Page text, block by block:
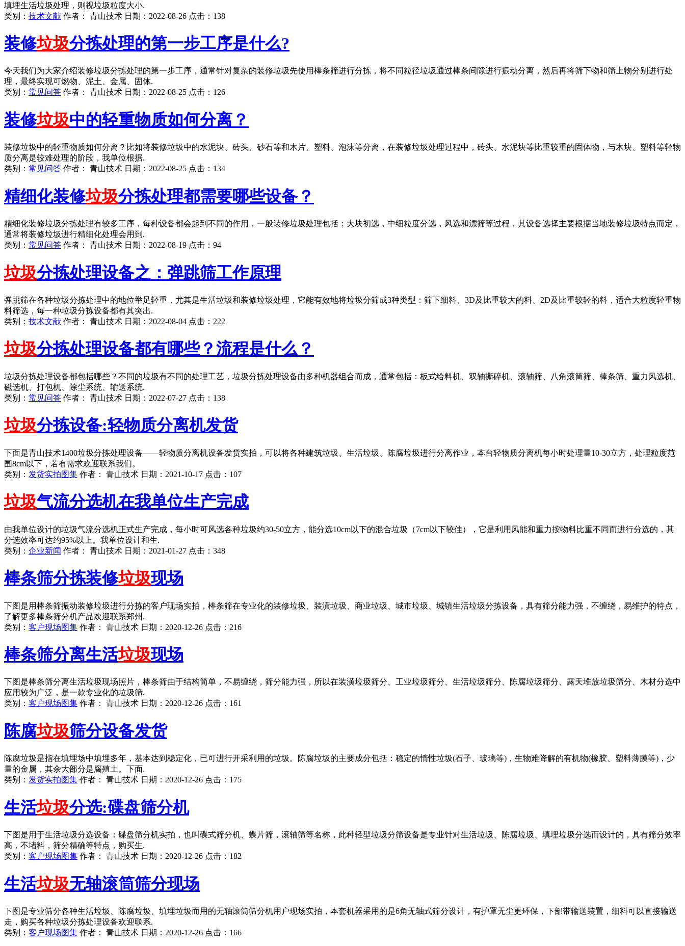
填埋生活垃圾处理，则视垃圾粒度大小.
类别： 技术文献 作者： 青山技术 日期： 2022-08-26 点击： 138
装修垃圾分拣处理的第一步工序是什么?
今天我们为大家介绍装修垃圾分拣处理的第一步工序，通常针对复杂的装修垃圾先使用棒条筛进行分拣，将不同粒径垃圾通过棒条间隙进行振动分离，然后再将筛下物和筛上物分别进行处
理，最终实现可燃物、泥土、金属、固体.
类别： 常见问答 作者： 青山技术 日期： 2022-08-25 点击： 126
装修垃圾中的轻重物质如何分离？
装修垃圾中的轻重物质如何分离？比如将装修垃圾中的水泥块、砖头、砂石等和木片、塑料、泡沫等分离，在装修垃圾处理过程中，砖头、水泥块等比重较重的固体物，与木块、塑料等轻物
质分离是较难处理的阶段，我单位根据.
类别： 常见问答 作者： 青山技术 日期： 2022-08-25 点击： 134
精细化装修垃圾分拣处理都需要哪些设备？
精细化装修垃圾分拣处理有较多工序，每种设备都会起到不同的作用，一般装修垃圾处理包括：大块初选，中细粒度分选，风选和漂筛等过程，其设备选择主要根据当地装修垃圾特点而定，
通常将装修垃圾进行精细化处理会用到.
类别： 常见问答 作者： 青山技术 日期： 2022-08-19 点击： 94
垃圾分拣处理设备之：弹跳筛工作原理
弹跳筛在各种垃圾分拣处理中的地位举足轻重，尤其是生活垃圾和装修垃圾处理，它能有效地将垃圾分筛成3种类型：筛下细料、3D及比重较大的料、2D及比重较轻的料，适合大粒度轻重物
料筛选，每一种垃圾分拣设备都有其突出.
类别： 技术文献 作者： 青山技术 日期： 2022-08-04 点击： 222
垃圾分拣处理设备都有哪些？流程是什么？
垃圾分拣处理设备都包括哪些？不同的垃圾有不同的处理工艺，垃圾分拣处理设备由多种机器组合而成，通常包括：板式给料机、双轴撕碎机、滚轴筛、八角滚筒筛、棒条筛、重力风选机、
磁选机、打包机、除尘系统、输送系统.
类别： 常见问答 作者： 青山技术 日期： 2022-07-27 点击： 138
垃圾分拣设备:轻物质分离机发货
下面是青山技术1400垃圾分拣处理设备——轻物质分离机设备发货实拍，可以将各种建筑垃圾、生活垃圾、陈腐垃圾进行分离作业，本台轻物质分离机每小时处理量10-30立方，处理粒度范
围8cm以下，若有需求欢迎联系我们。
类别： 发货实拍图集 作者： 青山技术 日期： 2021-10-17 点击： 107
垃圾气流分选机在我单位生产完成
由我单位设计的垃圾气流分选机正式生产完成，每小时可风选各种垃圾约30-50立方，能分选10cm以下的混合垃圾（7cm以下较佳），它是利用风能和重力按物料比重不同而进行分选的，其
分选效率可达约95%以上。我单位设计和生.
类别： 企业新闻 作者： 青山技术 日期： 2021-01-27 点击： 348
棒条筛分拣装修垃圾现场
下图是用棒条筛振动装修垃圾进行分拣的客户现场实拍，棒条筛在专业化的装修垃圾、装潢垃圾、商业垃圾、城市垃圾、城镇生活垃圾分拣设备，具有筛分能力强，不缠绕，易维护的特点，
了解更多棒条筛分机产品欢迎联系郑州.
类别： 客户现场图集 作者： 青山技术 日期： 2020-12-26 点击： 216
棒条筛分离生活垃圾现场
下图是棒条筛分离生活垃圾现场照片，棒条筛由于结构简单，不易缠绕，筛分能力强，所以在装潢垃圾筛分、工业垃圾筛分、生活垃圾筛分、陈腐垃圾筛分、露天堆放垃圾筛分、木材分选中
应用较为广泛，是一款专业化的垃圾筛.
类别： 客户现场图集 作者： 青山技术 日期： 2020-12-26 点击： 161
陈腐垃圾筛分设备发货
陈腐垃圾是指在填埋场中填埋多年，基本达到稳定化，已可进行开采利用的垃圾。陈腐垃圾的主要成分包括：稳定的惰性垃圾(石子、玻璃等)，生物难降解的有机物(橡胶、塑料薄膜等)，少
量的金属，其余大部分是腐殖土。下面.
类别： 发货实拍图集 作者： 青山技术 日期： 2020-12-26 点击： 175
生活垃圾分选:碟盘筛分机
下图是用于生活垃圾分选设备：碟盘筛分机实拍，也叫碟式筛分机、蝶片筛，滚轴筛等名称，此种轻型垃圾分筛设备是专业针对生活垃圾、陈腐垃圾、填埋垃圾分选而设计的，具有筛分效率
高，不堵料，筛分精确等特点，购买生.
类别： 客户现场图集 作者： 青山技术 日期： 2020-12-26 点击： 182
生活垃圾无轴滚筒筛分现场
下图是专业筛分各种生活垃圾、陈腐垃圾、填埋垃圾而用的无轴滚筒筛分机用户现场实拍，本套机器采用的是6角无轴式筛分设计，有护罩无尘更环保，下部带输送装置，细料可以直接输送
走，购买各种垃圾分拣处理设备欢迎联系.
类别： 客户现场图集 作者： 青山技术 日期： 2020-12-26 点击： 166